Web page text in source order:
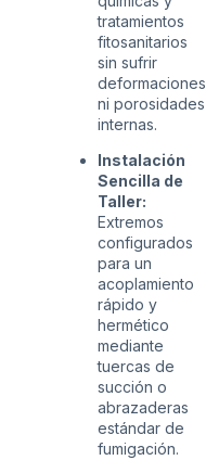
tratamientos
fitosanitarios
sin sufrir
deformaciones
ni porosidades
internas.
Instalación
Sencilla de
Taller:
Extremos
configurados
para un
acoplamiento
rápido y
hermético
mediante
tuercas de
succión o
abrazaderas
estándar de
fumigación.